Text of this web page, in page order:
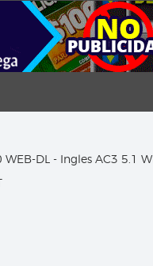
DL - Ingles AC3 5.1